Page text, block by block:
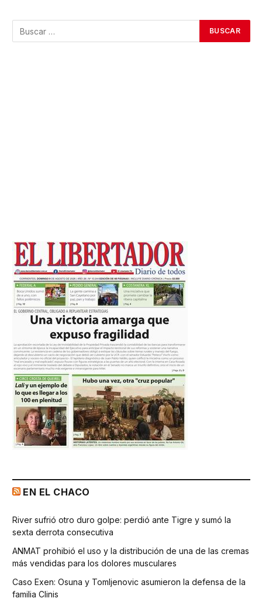
EN EL CHACO
River sufrió otro duro golpe: perdió ante Tigre y sumó la
sexta derrota consecutiva
ANMAT prohibió el uso y la distribución de una de las cremas
más vendidas para los dolores musculares
Caso Exen: Osuna y Tomljenovic asumieron la defensa de la
familia Clinis